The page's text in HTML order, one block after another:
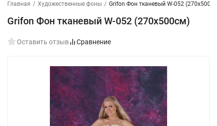
Главная / Художественные фоны / Grifon Фон тканевый W-052
Grifon Фон тканевый W-052 (270х500см)
Оставить отзыв Сравнение